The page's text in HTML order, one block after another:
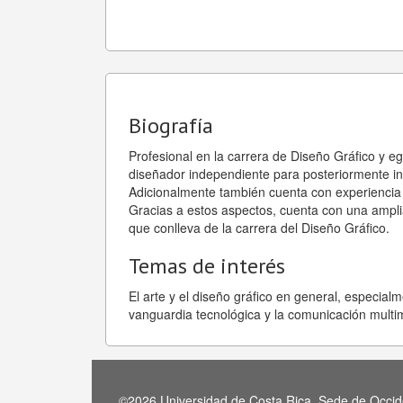
Biografía
Profesional en la carrera de Diseño Gráfico y
diseñador independiente para posteriormente
Adicionalmente también cuenta con
Gracias a estos aspectos, cuenta con una
que conlleva de la carrera del Diseño Gráfico.
Temas de interés
El arte y el diseño gráfico en general,
vanguardia tecnológica y la comunicación